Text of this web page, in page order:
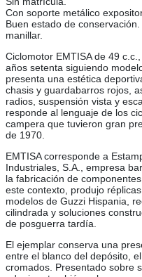
Con soporte metálico
Buen estado de
manillar.
Ciclomotor EMTISA de 49
años setenta siguiendo
presenta una estética
chasis y guardabarros rojos,
radios, suspensión vista y
responde al lenguaje de los
campera que tuvieron gran
de 1970.
EMTISA corresponde a
Industriales, S.A., empresa
la fabricación de
este contexto, produjo
modelos de Guzzi Hispania,
cilindrada y soluciones
de posguerra tardía.
El ejemplar conserva una
entre el blanco del depósito,
cromados. Presentado sobre